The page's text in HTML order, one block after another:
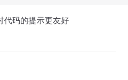
代码的提示更友好